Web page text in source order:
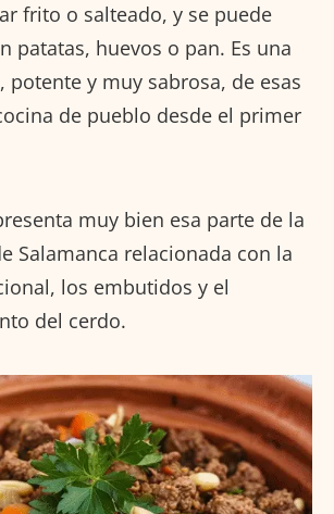
frito o salteado, y se puede
patatas, huevos o pan. Es una
potente y muy sabrosa, de esas
de pueblo desde el primer
muy bien esa parte de la
Salamanca relacionada con la
los embutidos y el
del cerdo.